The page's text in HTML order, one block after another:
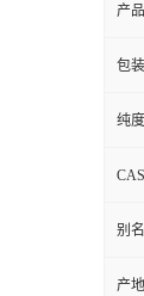
产
包
纯度
别名
产